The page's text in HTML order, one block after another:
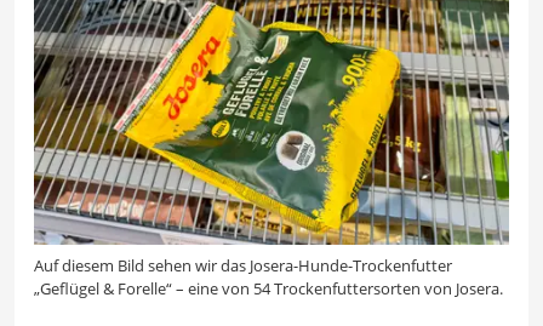
Auf diesem Bild sehen wir das Josera-Hunde-Trockenfutter
„Geflügel & Forelle“ – eine von 54 Trockenfuttersorten von Josera.